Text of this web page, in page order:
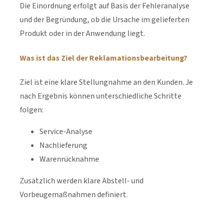
Die Einordnung erfolgt auf Basis der Fehleranalyse
und der Begründung, ob die Ursache im gelieferten
Produkt oder in der Anwendung liegt.
Was ist das Ziel der Reklamationsbearbeitung?
Ziel ist eine klare Stellungnahme an den Kunden. Je
nach Ergebnis können unterschiedliche Schritte
folgen:
Service-Analyse
Nachlieferung
Warenrücknahme
Zusätzlich werden klare Abstell- und
Vorbeugemaßnahmen definiert.